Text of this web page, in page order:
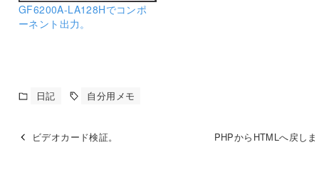
GF6200A-LA128Hでコンポ
ーネント出力。
日記 自分用メモ
ビデオカード検証。 PHPからHTMLへ戻し